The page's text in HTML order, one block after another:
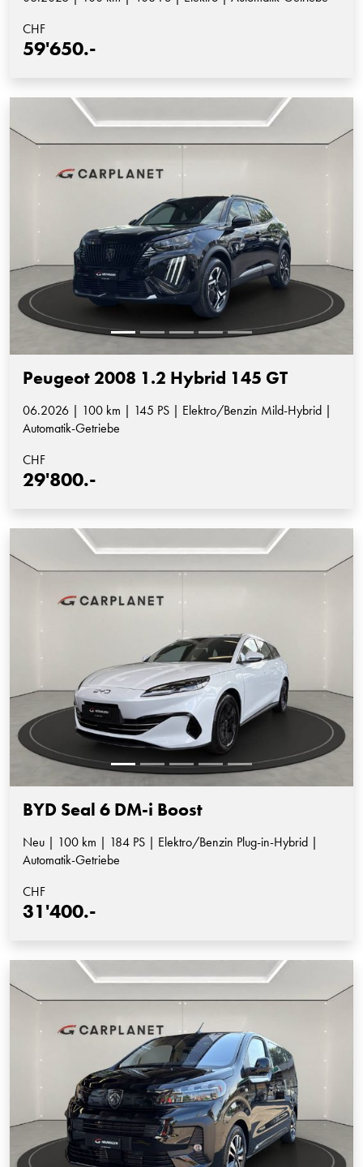
CHF
59'650.-
Peugeot 2008 1.2 Hybrid 145 GT
06.2026 | 100 km | 145 PS | Elektro/Benzin Mild-Hybrid |
Automatik-Getriebe
CHF
29'800.-
BYD Seal 6 DM-i Boost
Neu | 100 km | 184 PS | Elektro/Benzin Plug-in-Hybrid |
Automatik-Getriebe
CHF
31'400.-